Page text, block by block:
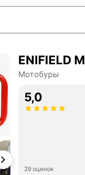
ENIFIELD
Мотобуры
5,0
29 оценок